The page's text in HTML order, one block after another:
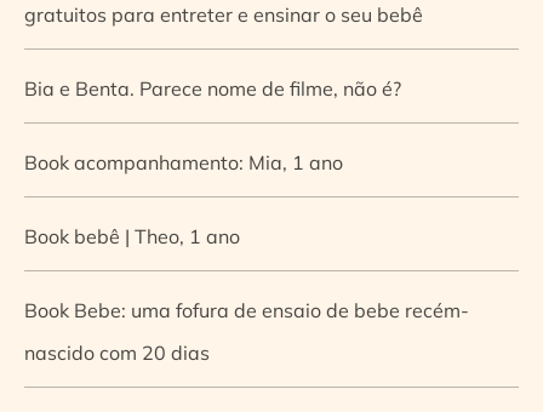
gratuitos para entreter e ensinar o seu bebê
Bia e Benta. Parece nome de filme, não é?
Book acompanhamento: Mia, 1 ano
Book bebê | Theo, 1 ano
Book Bebe: uma fofura de ensaio de bebe recém-
nascido com 20 dias